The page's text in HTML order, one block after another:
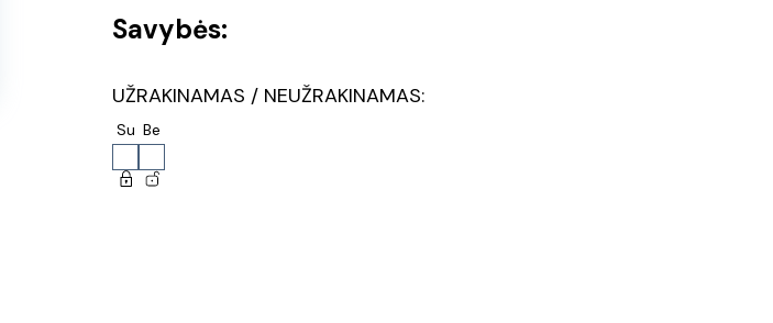
Savybės:
UŽRAKINAMAS / NEUŽRAKINAMAS:
Su Be